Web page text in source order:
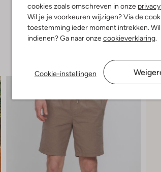
cookies zoals omschreven in onze
Wil je je voorkeuren wijzigen? Via de
toestemming ieder moment intrekken.
indienen? Ga naar onzecookieverklaring.
Cookie-instellingen